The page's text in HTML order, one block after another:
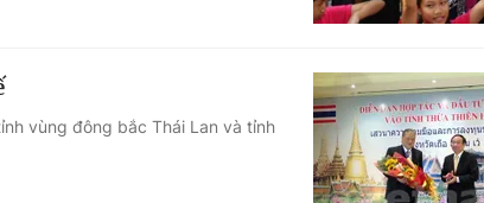
vùng đông bắc Thái Lan và tỉnh